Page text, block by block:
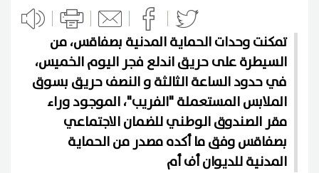
تمكنت وحدات الحماية المدنية بصفاقس، من
السيطرة على حريق اندلع فجر اليوم الخميس،
في حدود الساعة الثالثة و النصف حريق بسوق
الملابس المستعملة "الفريب"، الموجود وراء
مقر الصندوق الوطني للضمان الاجتماعي
بصفاقس وفق ما أكده مصدر من الحماية
المدنية للديوان أف أم